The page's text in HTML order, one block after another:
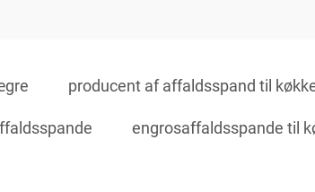
producent af affaldsspand til
engrosaffaldsspande til